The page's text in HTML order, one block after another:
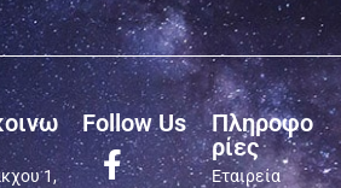
1,
Follow Us
Πληροφο
ρίες
Εταιρεία